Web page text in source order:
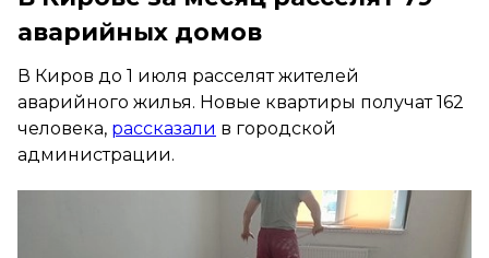
аварийных домов
В Киров до 1 июля расселят жителей
аварийного жилья. Новые квартиры получат 162
человека, рассказали в городской
администрации.